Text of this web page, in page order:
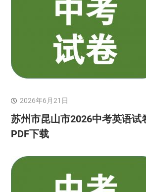
2026年6月21日
苏州市昆山市2026中考英语试
PDF下载